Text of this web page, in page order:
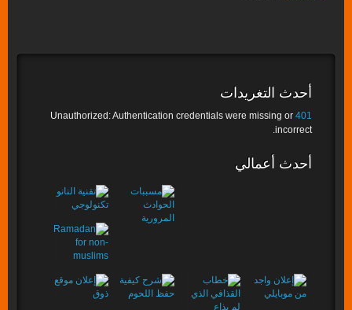
أحدث التغريدات
401
Unauthorized: Authentication credentials were missing or
incorrect.
أحدث أعمالي